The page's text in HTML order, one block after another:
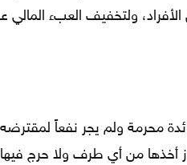
ولتخفيف العبء المالي
محرمة ولم يجر نفعاً
أخذها من أي طرف ولا حرج